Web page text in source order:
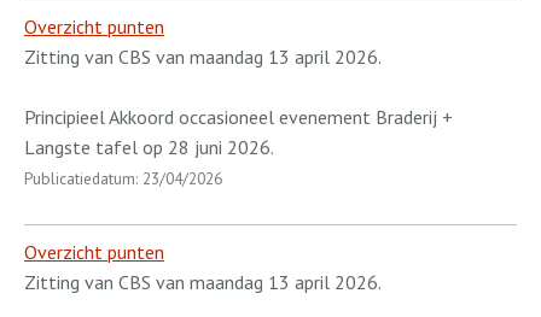
Overzicht punten
Zitting van CBS van maandag 13 april 2026.
Principieel Akkoord occasioneel evenement Braderij +
Langste tafel op 28 juni 2026.
Publicatiedatum: 23/04/2026
Overzicht punten
Zitting van CBS van maandag 13 april 2026.